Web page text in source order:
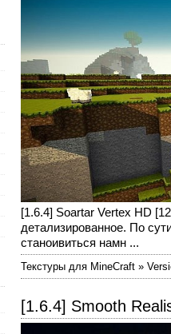
[1.6.4] Soartar Vertex HD
детализированное. По
станоивиться намн ...
Текстуры для MineCraft »
[1.6.4] Smooth